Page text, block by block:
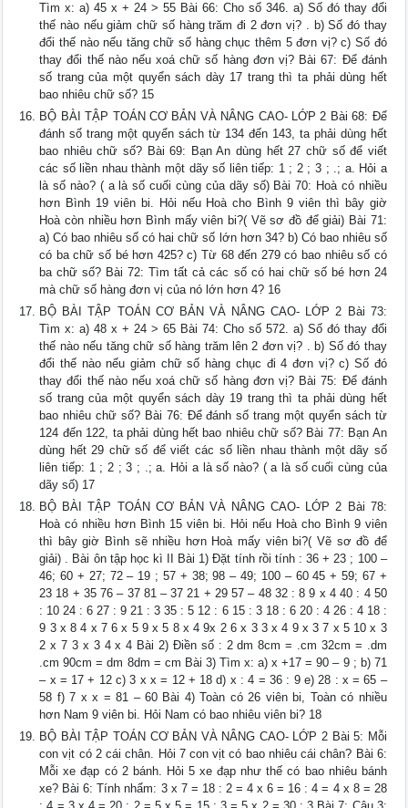
Tìm x: a) 45 x + 24 > 55 Bài 66: Cho số 346. a) Số đó thay đổi
thế nào nếu giảm chữ số hàng trăm đi 2 đơn vị? . b) Số đó thay
đổi thế nào nếu tăng chữ số hàng chục thêm 5 đơn vị? c) Số đó
thay đổi thế nào nếu xoá chữ số hàng đơn vị? Bài 67: Để đánh
số trang của một quyển sách dày 17 trang thì ta phải dùng hết
bao nhiêu chữ số? 15
BỘ BÀI TẬP TOÁN CƠ BẢN VÀ NÂNG CAO- LỚP 2 Bài 68: Để
đánh số trang một quyển sách từ 134 đến 143, ta phải dùng hết
bao nhiêu chữ số? Bài 69: Bạn An dùng hết 27 chữ số để viết
các số liền nhau thành một dãy số liên tiếp: 1 ; 2 ; 3 ; .; a. Hỏi a
là số nào? ( a là số cuối cùng của dãy số) Bài 70: Hoà có nhiều
hơn Bình 19 viên bi. Hỏi nếu Hoà cho Bình 9 viên thì bây giờ
Hoà còn nhiều hơn Bình mấy viên bi?( Vẽ sơ đồ để giải) Bài 71:
a) Có bao nhiêu số có hai chữ số lớn hơn 34? b) Có bao nhiêu số
có ba chữ số bé hơn 425? c) Từ 68 đến 279 có bao nhiêu số có
ba chữ số? Bài 72: Tìm tất cả các số có hai chữ số bé hơn 24
mà chữ số hàng đơn vị của nó lớn hơn 4? 16
BỘ BÀI TẬP TOÁN CƠ BẢN VÀ NÂNG CAO- LỚP 2 Bài 73:
Tìm x: a) 48 x + 24 > 65 Bài 74: Cho số 572. a) Số đó thay đổi
thế nào nếu tăng chữ số hàng trăm lên 2 đơn vị? . b) Số đó thay
đổi thế nào nếu giảm chữ số hàng chục đi 4 đơn vị? c) Số đó
thay đổi thế nào nếu xoá chữ số hàng đơn vị? Bài 75: Để đánh
số trang của một quyển sách dày 19 trang thì ta phải dùng hết
bao nhiêu chữ số? Bài 76: Để đánh số trang một quyển sách từ
124 đến 122, ta phải dùng hết bao nhiêu chữ số? Bài 77: Bạn An
dùng hết 29 chữ số để viết các số liền nhau thành một dãy số
liên tiếp: 1 ; 2 ; 3 ; .; a. Hỏi a là số nào? ( a là số cuối cùng của
dãy số) 17
BỘ BÀI TẬP TOÁN CƠ BẢN VÀ NÂNG CAO- LỚP 2 Bài 78:
Hoà có nhiều hơn Bình 15 viên bi. Hỏi nếu Hoà cho Bình 9 viên
thì bây giờ Bình sẽ nhiều hơn Hoà mấy viên bi?( Vẽ sơ đồ để
giải) . Bài ôn tập học kì II Bài 1) Đặt tính rồi tính : 36 + 23 ; 100 –
46; 60 + 27; 72 – 19 ; 57 + 38; 98 – 49; 100 – 60 45 + 59; 67 +
23 18 + 35 76 – 37 81 – 37 21 + 29 57 – 48 32 : 8 9 x 4 40 : 4 50
: 10 24 : 6 27 : 9 21 : 3 35 : 5 12 : 6 15 : 3 18 : 6 20 : 4 26 : 4 18 :
9 3 x 8 4 x 7 6 x 5 9 x 5 8 x 4 9x 2 6 x 3 3 x 4 9 x 3 7 x 5 10 x 3
2 x 7 3 x 3 4 x 4 Bài 2) Điền số : 2 dm 8cm = .cm 32cm = .dm
.cm 90cm = dm 8dm = cm Bài 3) Tìm x: a) x +17 = 90 – 9 ; b) 71
– x = 17 + 12 c) 3 x x = 12 + 18 d) x : 4 = 36 : 9 e) 28 : x = 65 –
58 f) 7 x x = 81 – 60 Bài 4) Toàn có 26 viên bi, Toàn có nhiều
hơn Nam 9 viên bi. Hỏi Nam có bao nhiêu viên bi? 18
BỘ BÀI TẬP TOÁN CƠ BẢN VÀ NÂNG CAO- LỚP 2 Bài 5: Mỗi
con vịt có 2 cái chân. Hỏi 7 con vịt có bao nhiêu cái chân? Bài 6:
Mỗi xe đạp có 2 bánh. Hỏi 5 xe đạp như thế có bao nhiêu bánh
xe? Bài 6: Tính nhẩm: 3 x 7 = 18 : 2 = 4 x 6 = 16 : 4 = 4 x 8 = 28